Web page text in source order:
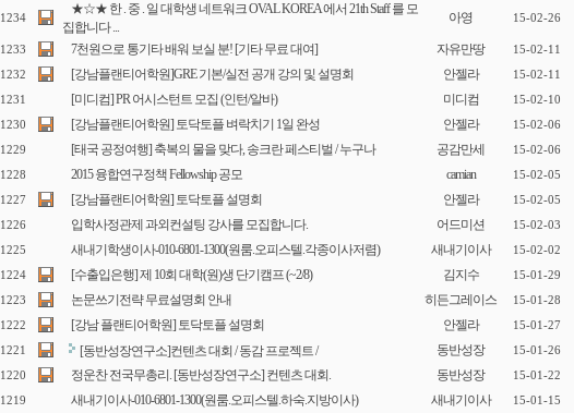
1234
★☆★ 한 . 중 . 일 대학생 네트워크 OVAL KOREA 에서 21th Staff 를 모
집합니다 ...
아영 15-02-26
1233 7천원으로 통기타 배워 보실 분! [기타 무료 대여] 자유만땅 15-02-11
1232 [강남플랜티어학원]GRE 기본/실전 공개 강의 및 설명회 안젤라 15-02-11
1231 [미디컴] PR 어시스턴트 모집 (인턴/알바) 미디컴 15-02-10
1230 [강남플랜티어학원] 토닥토플 벼락치기 1일 완성 안젤라 15-02-06
1229 [태국 공정여행] 축복의 물을 맞다, 송크란 페스티벌 / 누구나 공감만세 15-02-06
1228 2015 융합연구정책 Fellowship 공모 camian 15-02-05
1227 [강남플랜티어학원] 토닥토플 설명회 안젤라 15-02-05
1226 입학사정관제 과외컨설팅 강사를 모집합니다. 어드미션 15-02-03
1225 새내기학생이사-010-6801-1300(원룸.오피스텔.각종이사저렴) 새내기이사 15-02-02
1224 [수출입은행] 제 10회 대학(원)생 단기캠프 (~2/8) 김지수 15-01-29
1223 논문쓰기전략 무료설명회 안내 히든그레이스 15-01-28
1222 [강남 플랜티어학원] 토닥토플 설명회 안젤라 15-01-27
1221 [동반성장연구소]컨텐츠 대회 / 동감 프로젝트 / 동반성장 15-01-26
1220 정운찬 전국무총리. [동반성장연구소] 컨텐츠 대회. 동반성장 15-01-22
1219 새내기이사-010-6801-1300(원룸.오피스텔.하숙.지방이사) 새내기이사 15-01-15